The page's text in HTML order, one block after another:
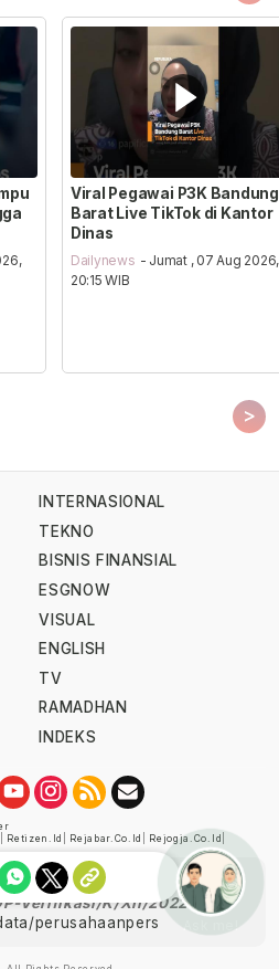
Viral Pegawai P3K Bandung
Barat Live TikTok di Kantor
Dinas
Dailynews - Jumat , 07 Aug 2026,
20:15 WIB
>
INTERNASIONAL
TEKNO
BISNIS FINANSIAL
ESGNOW
VISUAL
ENGLISH
TV
RAMADHAN
INDEKS
Retizen.id Rejabar.co.id Rejogja.co.id
oleh Dewan Pers
Verifikasi/K/XII/2022
perusahaanpers
Ask me!